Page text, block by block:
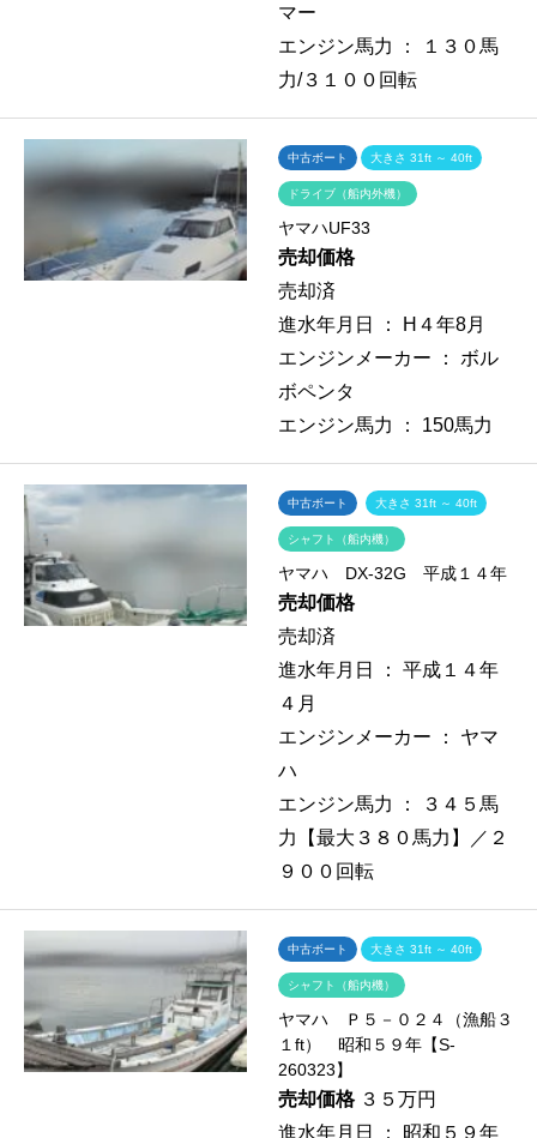
マー
エンジン馬力 ：
１３０馬
力/３１００回転
中古ボート 大きさ 31ft ～ 40ft
ドライブ（船内外機）
ヤマハUF33
売却価格
売却済
進水年月日 ：
H４年8月
エンジンメーカー ： ボル
ボペンタ
エンジン馬力 ： 150馬力
中古ボート 大きさ 31ft ～ 40ft
シャフト（船内機）
ヤマハ DX-32G 平成１４年
売却価格
売却済
進水年月日 ： 平成１４年
４月
エンジンメーカー ： ヤマ
ハ
エンジン馬力 ：
３４５馬
力【最大３８０馬力】／２
９００回転
中古ボート 大きさ 31ft ～ 40ft
シャフト（船内機）
ヤマハ Ｐ５－０２４（漁船３
１ft） 昭和５９年【S-
260323】
売却価格 ３５万円
進水年月日 ： 昭和５９年